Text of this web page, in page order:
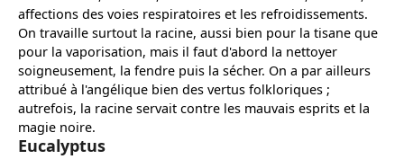
affections des voies respiratoires et les refroidissements.
On travaille surtout la racine, aussi bien pour la tisane que
pour la vaporisation, mais il faut d'abord la nettoyer
soigneusement, la fendre puis la sécher. On a par ailleurs
attribué à l'angélique bien des vertus folkloriques ;
autrefois, la racine servait contre les mauvais esprits et la
magie noire.
Eucalyptus